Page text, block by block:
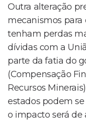
Outra alteração
mecanismos para
tenham perdas
dívidas com a
parte da fatia do
(Compensação
Recursos
estados podem
o impacto será de